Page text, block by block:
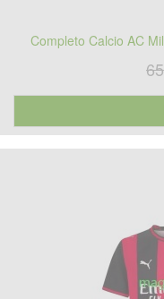
Completo Calcio AC